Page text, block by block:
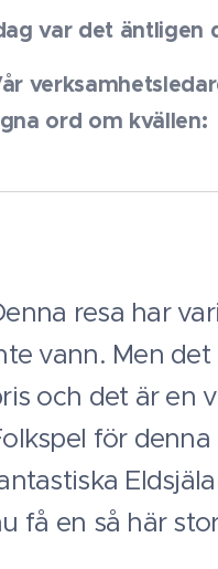
var det äntligen
ord om kvällen:
resa har
vann. Men
och det är en
för
få en så här